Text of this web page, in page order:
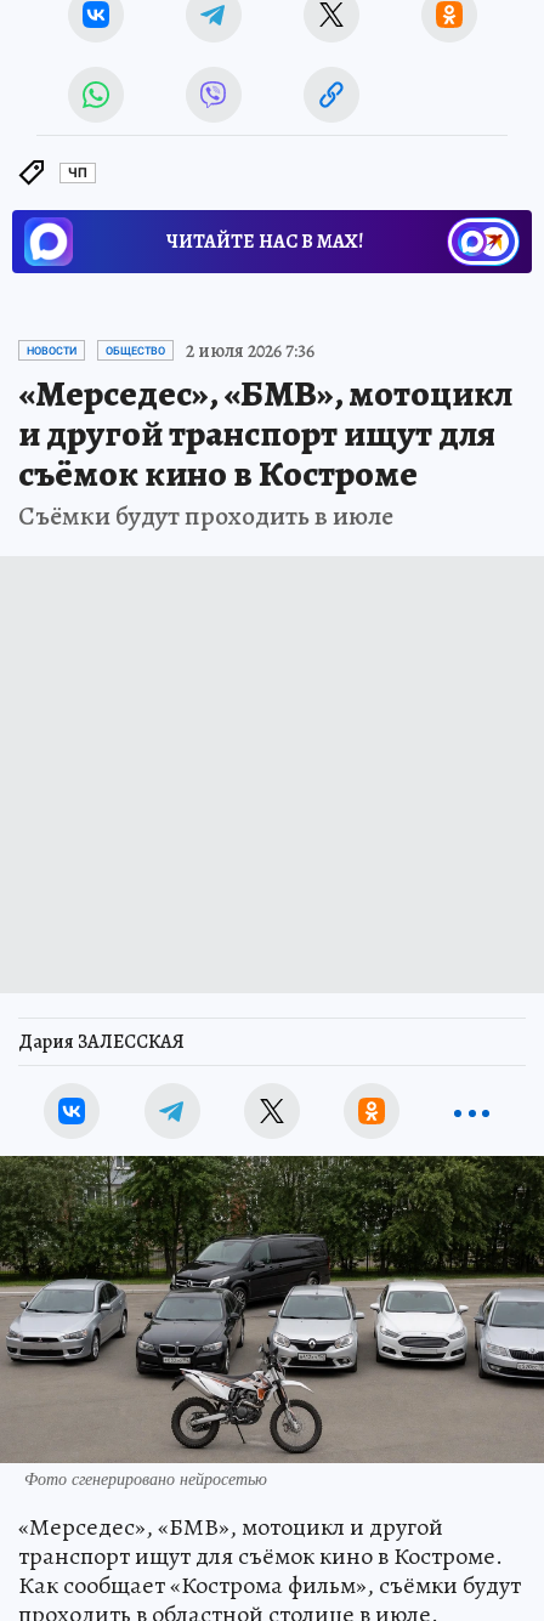
ЧП
ЧИТАЙТЕ НАС В МАХ!
НОВОСТИ ОБЩЕСТВО 2 июля 2026 7:36
«Мерседес», «БМВ», мотоцикл
и другой транспорт ищут для
съёмок кино в Костроме
Съёмки будут проходить в июле
Дария ЗАЛЕССКАЯ
Фото сгенерировано нейросетью
«Мерседес», «БМВ», мотоцикл и другой
транспорт ищут для съёмок кино в Костроме.
Как сообщает «Кострома фильм», съёмки будут
проходить в областной столице в июле.